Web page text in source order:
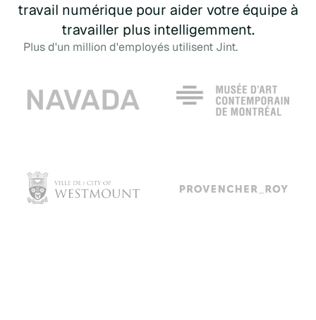
travail numérique pour aider votre équipe à
travailler plus intelligemment.
Plus d'un million d'employés utilisent Jint.